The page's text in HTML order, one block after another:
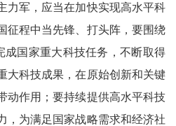
力军，应当在加快实现高水平科
征程中当先锋、打头阵，要围绕
成国家重大科技任务，不断取得
大科技成果，在原始创新和关键
动作用；要持续提供高水平科技
，为满足国家战略需求和经济社